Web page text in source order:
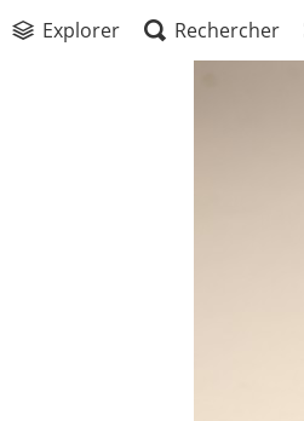
Explorer Rechercher